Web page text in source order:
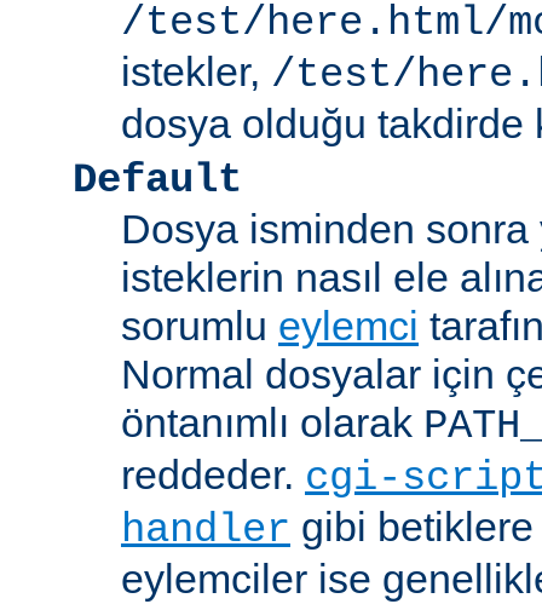
/test/here.html/
istekler, /test/
dosya olduğu takdirde
Default
Dosya isminden
isteklerin nasıl ele
sorumlu eylemci
Normal dosyalar için
öntanımlı olarak
reddeder. cgi-
handler gibi
eylemciler ise